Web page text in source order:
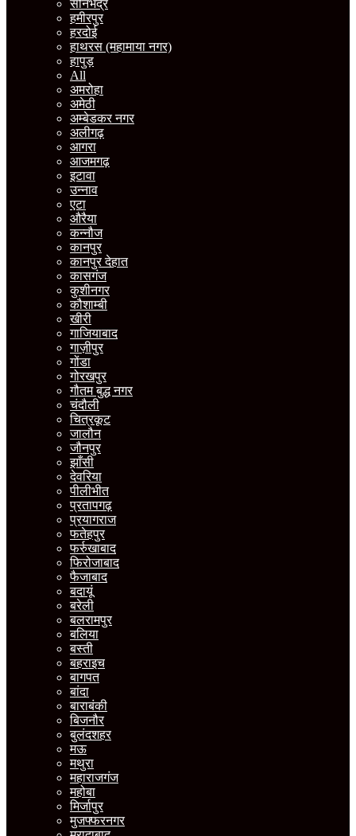
सोनभद्र
हमीरपुर
हरदोई
हाथरस (महामाया नगर)
हापुड़
All
अमरोहा
अमेठी
अम्बेडकर नगर
अलीगढ़
आगरा
आजमगढ़
इटावा
उन्नाव
एटा
औरैया
कन्नौज
कानपुर
कानपुर देहात
कासगंज
कुशीनगर
कौशाम्बी
खीरी
गाजियाबाद
गाज़ीपुर
गोंडा
गोरखपुर
गौतम बुद्ध नगर
चंदौली
चित्रकूट
जालौन
जौनपुर
झाँसी
देवरिया
पीलीभीत
प्रतापगढ़
प्रयागराज
फतेहपुर
फर्रुखाबाद
फिरोजाबाद
फैजाबाद
बदायूं
बरेली
बलरामपुर
बलिया
बस्ती
बहराइच
बागपत
बांदा
बाराबंकी
बिजनौर
बुलंदशहर
मऊ
मथुरा
महाराजगंज
महोबा
मिर्जापुर
मुजफ्फरनगर